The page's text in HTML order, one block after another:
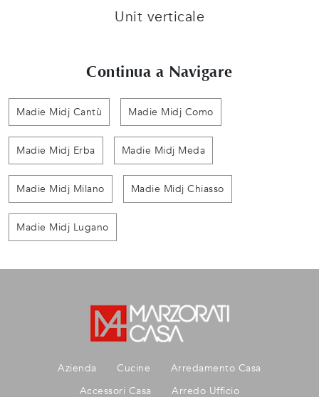
Unit verticale
Continua a Navigare
Madie Midj Cantù Madie Midj Como
Madie Midj Erba Madie Midj Meda
Madie Midj Milano Madie Midj Chiasso
Madie Midj Lugano
Azienda Cucine
Arredamento Casa
Accessori Casa
Arredo Ufficio